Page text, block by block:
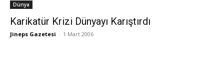
Dünya
Karikatür Krizi Dünyayı Karıştırdı
Jineps Gazetesi - 1 Mart 2006